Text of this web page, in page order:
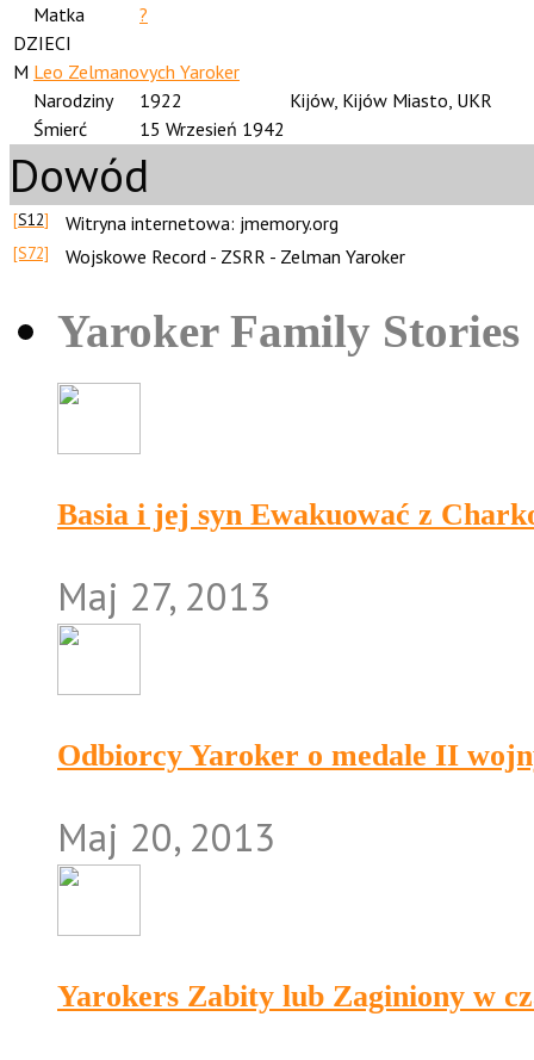
Matka
?
DZIECI
M Leo Zelmanovych Yaroker
Narodziny
1922
Kijów, Kijów Miasto, UKR
Śmierć
15 Wrzesień 1942
Dowód
[S12] Witryna internetowa: jmemory.org
[S72] Wojskowe Record - ZSRR - Zelman Yaroker
Yaroker Family Stories
Basia i jej syn Ewakuować z
Maj 27, 2013
Odbiorcy Yaroker o medale II
Maj 20, 2013
Yarokers Zabity lub Zaginiony w